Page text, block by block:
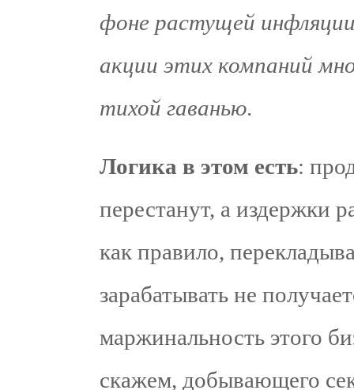
фоне растущей
акции этих компаний
тихой гаванью.
Логика в этом есть:
перестанут, а издержки
как правило,
зарабатывать не
маржинальность этого
скажем, добывающего